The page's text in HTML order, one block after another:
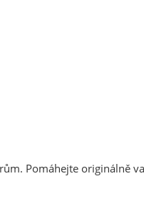
Pomáhejte originálně